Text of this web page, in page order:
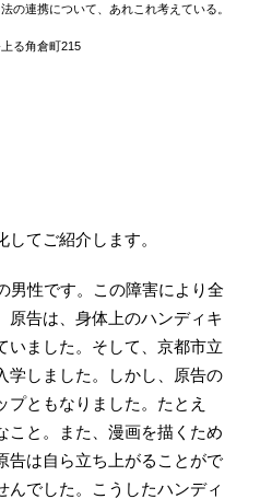
の連携について、あれこれ考えている。
る角倉町215
てご紹介します。
男性です。この障害により全
原告は、身体上のハンディキ
いました。そして、京都市立
学しました。しかし、原告の
ともなりました。たとえ
こと。また、漫画を描くため
告は自ら立ち上がることがで
んでした。こうしたハンディ